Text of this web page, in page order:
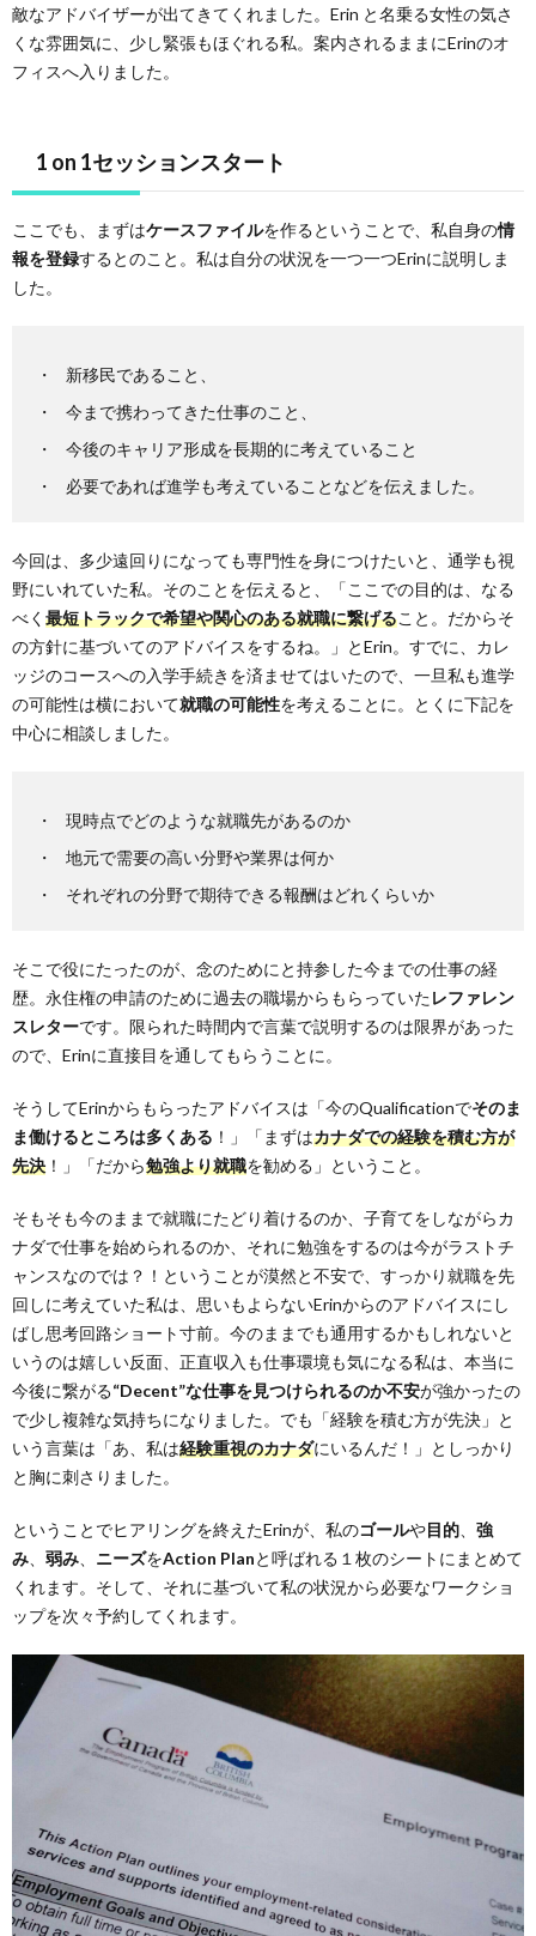
敵なアドバイザーが出てきてくれました。Erin と名乗る女性の気さ
くな雰囲気に、少し緊張もほぐれる私。案内されるままにErinのオ
フィスへ入りました。
1 on 1セッションスタート
ここでも、まずはケースファイルを作るということで、私自身の情
報を登録するとのこと。私は自分の状況を一つ一つErinに説明しま
した。
新移民であること、
今まで携わってきた仕事のこと、
今後のキャリア形成を長期的に考えていること
必要であれば進学も考えていることなどを伝えました。
今回は、多少遠回りになっても専門性を身につけたいと、通学も視
野にいれていた私。そのことを伝えると、「ここでの目的は、なる
べく 最短トラックで希望や関心のある就職に繋げること。だからそ
の方針に基づいてのアドバイスをするね。」とErin。すでに、カレ
ッジのコースへの入学手続きを済ませてはいたので、一旦私も進学
の可能性は横において就職の可能性を考えることに。とくに下記を
中心に相談しました。
現時点でどのような就職先があるのか
地元で需要の高い分野や業界は何か
それぞれの分野で期待できる報酬はどれくらいか
そこで役にたったのが、念のためにと持参した今までの仕事の経
歴。永住権の申請のために過去の職場からもらっていたレファレン
スレターです。限られた時間内で言葉で説明するのは限界があった
ので、Erinに直接目を通してもらうことに。
そうしてErinからもらったアドバイスは「今のQualificationでそのま
ま働けるところは多くある ！」「まずはカナダでの経験を積む方が
先決 ！」「だから勉強より就職を勧める」ということ。
そもそも今のままで就職にたどり着けるのか、子育てをしながらカ
ナダで仕事を始められるのか、それに勉強をするのは今がラストチ
ャンスなのでは？！ということが漠然と不安で、すっかり就職を先
回しに考えていた私は、思いもよらないErinからのアドバイスにし
ばし思考回路ショート寸前。今のままでも通用するかもしれないと
いうのは嬉しい反面、正直収入も仕事環境も気になる私は、本当に
今後に繋がる“Decent”な仕事を見つけられるのか不安が強かったの
で少し複雑な気持ちになりました。でも「経験を積む方が先決」と
いう言葉は「あ、私は経験重視のカナダにいるんだ！」としっかり
と胸に刺さりました。
ということでヒアリングを終えたErinが、私のゴールや目的
強
み
弱み ニーズをAction Planと呼ばれる１枚のシートにまとめて
くれます。そして、それに基づいて私の状況から必要なワークショ
ップを次々予約してくれます。